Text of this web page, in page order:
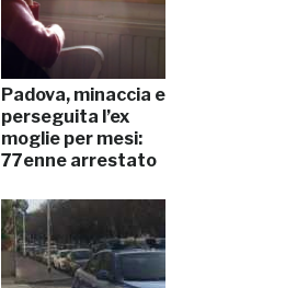
Padova, minaccia e
perseguita l’ex
moglie per mesi:
77enne arrestato